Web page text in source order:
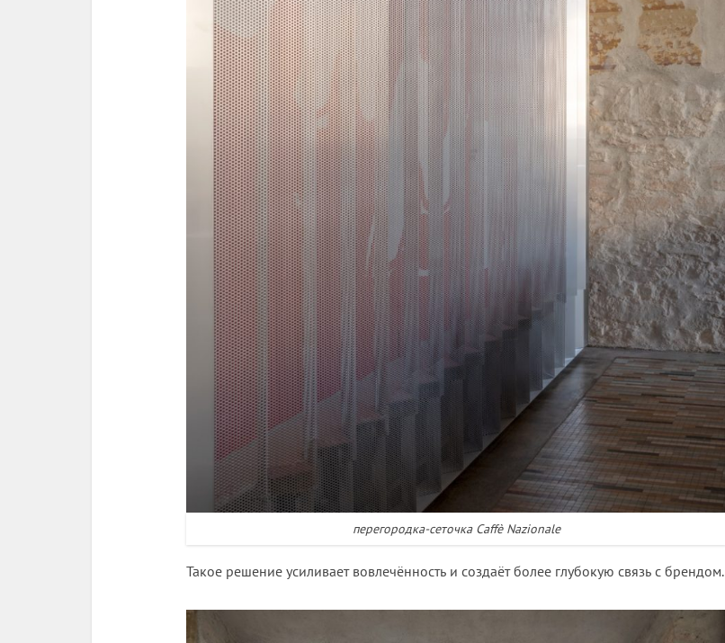
перегородка-сеточка Caffè Nazionale
Такое решение усиливает вовлечённость и создаёт более глубокую связь с брендом.